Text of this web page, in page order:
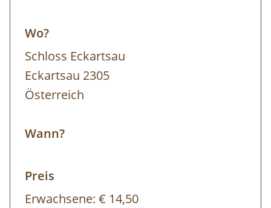
Wo?
Schloss Eckartsau
Eckartsau 2305
Österreich
Wann?
Preis
Erwachsene: € 14,50